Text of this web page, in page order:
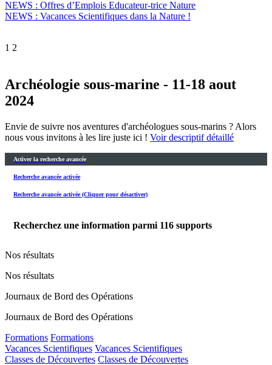
NEWS : Offres d’Emplois Educateur-trice Nature
NEWS : Vacances Scientifiques dans la Nature !
1 2
Archéologie sous-marine - 11-18 aout
2024
Envie de suivre nos aventures d'archéologues sous-marins ? Alors
nous vous invitons à les lire juste ici ! Voir descriptif détaillé
Activer la recherche avancée
Recherche avancée activée
Recherche avancée activée (Cliquer pour désactiver)
Recherchez une information parmi 116 supports
Nos résultats
Nos résultats
Journaux de Bord des Opérations
Journaux de Bord des Opérations
Formations Formations
Vacances Scientifiques Vacances Scientifiques
Classes de Découvertes Classes de Découvertes